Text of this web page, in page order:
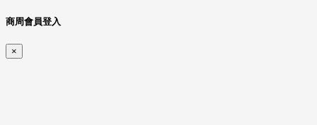
商周會員登入
×